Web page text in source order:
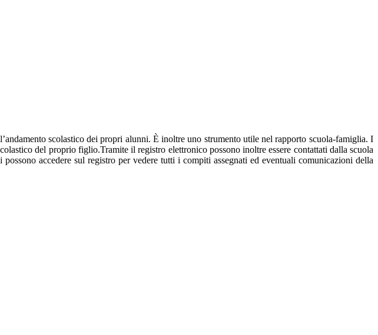
scolastico dei propri alunni. È inoltre uno strumento utile nel rapporto scuola-famiglia. I
del proprio figlio.Tramite il registro elettronico possono inoltre essere contattati dalla scuola
accedere sul registro per vedere tutti i compiti assegnati ed eventuali comunicazioni della